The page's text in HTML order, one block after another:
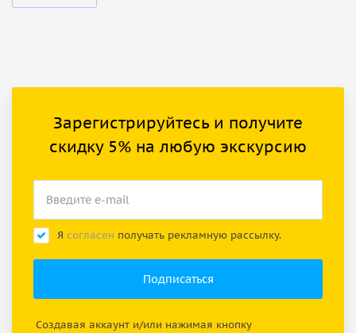
Зарегистрируйтесь и получите
скидку 5% на любую экскурсию
Я согласен получать рекламную рассылку.
Создавая аккаунт и/или нажимая кнопку